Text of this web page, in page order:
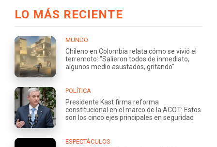
LO MÁS RECIENTE
MUNDO
Chileno en Colombia relata cómo se vivió el
terremoto: "Salieron todos de inmediato,
algunos medio asustados, gritando"
POLÍTICA
Presidente Kast firma reforma
constitucional en el marco de la ACOT: Estos
son los cinco ejes principales en seguridad
ESPECTÁCULOS